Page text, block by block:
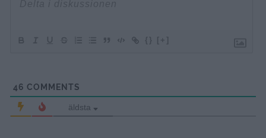
{} [+]
46 COMMENTS
äldsta